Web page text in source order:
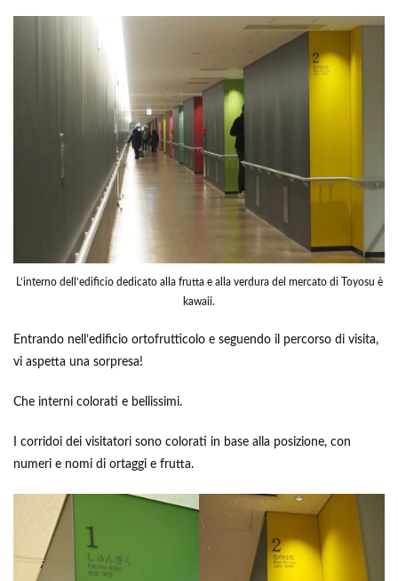
L’interno dell’edificio dedicato alla frutta e alla verdura del mercato di Toyosu è
kawaii.
Entrando nell’edificio ortofrutticolo e seguendo il percorso di visita,
vi aspetta una sorpresa!
Che interni colorati e bellissimi.
I corridoi dei visitatori sono colorati in base alla posizione, con
numeri e nomi di ortaggi e frutta.